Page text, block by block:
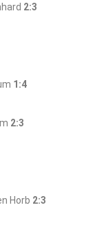
2:3
1:4
2:3
Horb 2:3